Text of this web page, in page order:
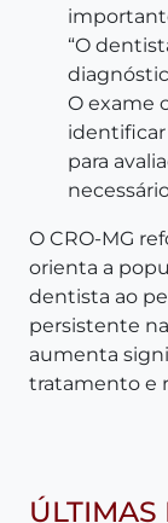
“O
O exame
identificar
para
O CRO-MG
orienta a
dentista ao
persistente
aumenta
tratamento e
ÚLTIMAS